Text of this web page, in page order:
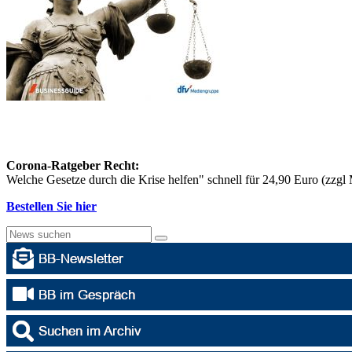
Corona-Ratgeber Recht:
Welche Gesetze durch die Krise helfen" schnell für 24,90 Euro (zzgl
Bestellen Sie hier